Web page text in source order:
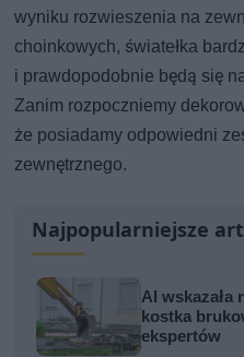
wyniku rozwieszenia na
choinkowych, światełka
i prawdopodobnie będą się
Zanim rozpoczniemy
że posiadamy odpowiedni
zewnętrznego.
Najpopularniejsze
AI wskazała
kostka
ekspertów